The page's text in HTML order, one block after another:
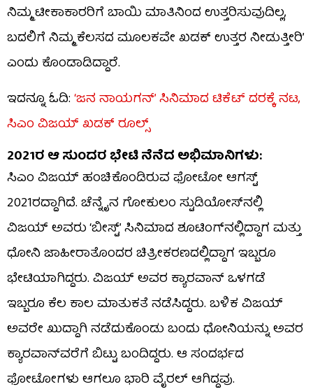
ನಿಮ್ಮ ಟೀಕಾಕಾರರಿಗೆ ಬಾಯಿ ಮಾತಿನಿಂದ ಉತ್ತರಿಸುವುದಿಲ್ಲ,
ಬದಲಿಗೆ ನಿಮ್ಮ ಕೆಲಸದ ಮೂಲಕವೇ ಖಡಕ್ ಉತ್ತರ ನೀಡುತ್ತೀರಿ’
ಎಂದು ಕೊಂಡಾಡಿದ್ದಾರೆ.
ಇದನ್ನೂ ಓದಿ:‘ಜನ ನಾಯಗನ್’ ಸಿನಿಮಾದ ಟಿಕೆಟ್ ದರಕ್ಕೆ ನಟ,
ಸಿಎಂ ವಿಜಯ್ ಖಡಕ್ ರೂಲ್ಸ್
2021ರ ಆ ಸುಂದರ ಭೇಟಿ ನೆನೆದ ಅಭಿಮಾನಿಗಳು:
ಸಿಎಂ ವಿಜಯ್ ಹಂಚಿಕೊಂಡಿರುವ ಫೋಟೋ ಆಗಸ್ಟ್
2021ರದ್ದಾಗಿದೆ. ಚೆನ್ನೈನ ಗೋಕುಲಂ ಸ್ಟುಡಿಯೋಸ್‌ನಲ್ಲಿ
ವಿಜಯ್ ಅವರು ‘ಬೀಸ್ಟ್’ ಸಿನಿಮಾದ ಶೂಟಿಂಗ್‌ನಲ್ಲಿದ್ದಾಗ ಮತ್ತು
ಧೋನಿ ಜಾಹೀರಾತೊಂದರ ಚಿತ್ರೀಕರಣದಲ್ಲಿದ್ದಾಗ ಇಬ್ಬರೂ
ಭೇಟಿಯಾಗಿದ್ದರು. ವಿಜಯ್ ಅವರ ಕ್ಯಾರವಾನ್ ಒಳಗಡೆ
ಇಬ್ಬರೂ ಕೆಲ ಕಾಲ ಮಾತುಕತೆ ನಡೆಸಿದ್ದರು. ಬಳಿಕ ವಿಜಯ್
ಅವರೇ ಖುದ್ದಾಗಿ ನಡೆದುಕೊಂಡು ಬಂದು ಧೋನಿಯನ್ನು ಅವರ
ಕ್ಯಾರವಾನ್‌ವರೆಗೆ ಬಿಟ್ಟು ಬಂದಿದ್ದರು. ಆ ಸಂದರ್ಭದ
ಫೋಟೋಗಳು ಆಗಲೂ ಭಾರಿ ವೈರಲ್ ಆಗಿದ್ದವು.